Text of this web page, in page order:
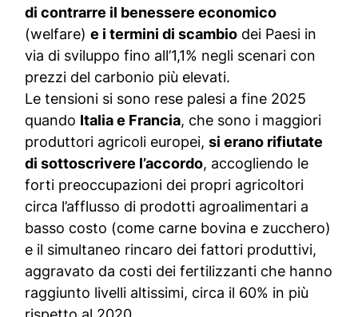
di contrarre il benessere economico
(welfare)e i termini di scambio dei Paesi in
via di sviluppo fino all’1,1% negli scenari con
prezzi del carbonio più elevati.
Le tensioni si sono rese palesi a fine 2025
quando Italia e Francia, che sono i maggiori
produttori agricoli europei,si erano rifiutate
di sottoscrivere l’accordo, accogliendo le
forti preoccupazioni dei propri agricoltori
circa l’afflusso di prodotti agroalimentari a
basso costo (come carne bovina e zucchero)
e il simultaneo rincaro dei fattori produttivi,
aggravato da costi dei fertilizzanti che hanno
raggiunto livelli altissimi, circa il 60% in più